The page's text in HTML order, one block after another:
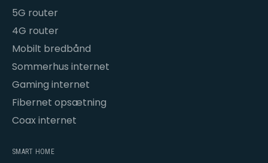
5G router
4G router
Mobilt bredbånd
Sommerhus internet
Gaming internet
Fibernet opsætning
Coax internet
SMART HOME